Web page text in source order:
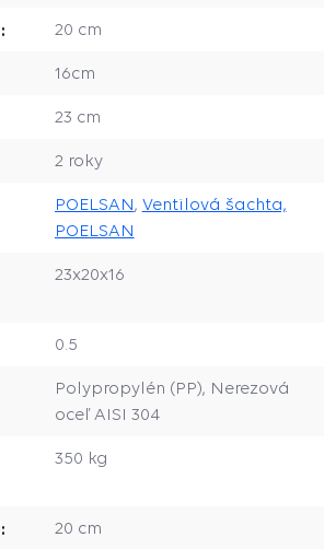
20 cm
16cm
23 cm
2 roky
POELSAN, Ventilová šachta,
POELSAN
23x20x16
0.5
Polypropylén (PP), Nerezová
oceľ AISI 304
350 kg
20 cm